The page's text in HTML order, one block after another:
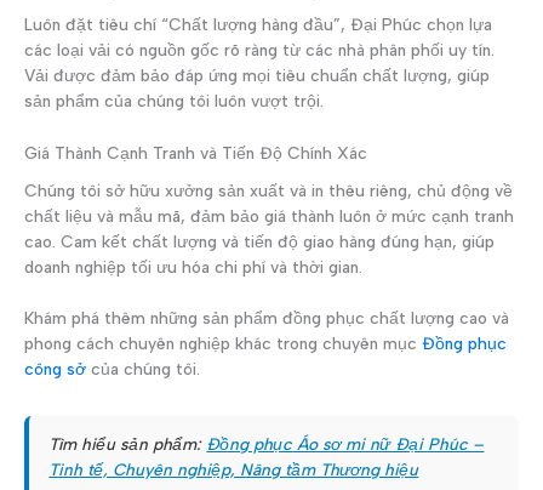
Luôn đặt tiêu chí “Chất lượng hàng đầu”, Đại Phúc chọn lựa
các loại vải có nguồn gốc rõ ràng từ các nhà phân phối uy tín.
Vải được đảm bảo đáp ứng mọi tiêu chuẩn chất lượng, giúp
sản phẩm của chúng tôi luôn vượt trội.
Giá Thành Cạnh Tranh và Tiến Độ Chính Xác
Chúng tôi sở hữu xưởng sản xuất và in thêu riêng, chủ động về
chất liệu và mẫu mã, đảm bảo giá thành luôn ở mức cạnh tranh
cao. Cam kết chất lượng và tiến độ giao hàng đúng hạn, giúp
doanh nghiệp tối ưu hóa chi phí và thời gian.
Khám phá thêm những sản phẩm đồng phục chất lượng cao và
phong cách chuyên nghiệp khác trong chuyên mục Đồng phục
công sở của chúng tôi.
Tìm hiểu sản phẩm: Đồng phục Áo sơ mi nữ Đại Phúc –
Tinh tế, Chuyên nghiệp, Nâng tầm Thương hiệu